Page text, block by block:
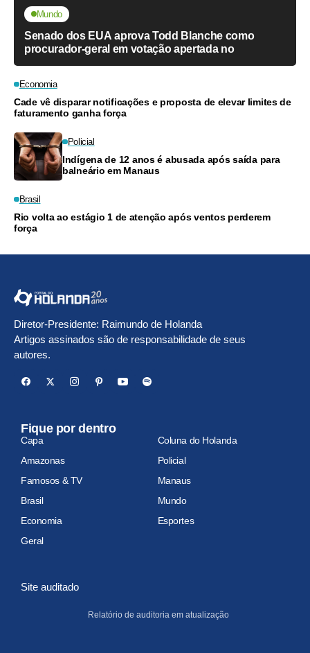
Mundo
Senado dos EUA aprova Todd Blanche como
procurador-geral em votação apertada no
Economia
Cade vê disparar notificações e proposta de elevar limites de
faturamento ganha força
Policial
Indígena de 12 anos é abusada após saída para
balneário em Manaus
Brasil
Rio volta ao estágio 1 de atenção após ventos perderem
força
Diretor-Presidente: Raimundo de Holanda
Artigos assinados são de responsabilidade de seus
autores.
Fique por dentro
Capa
Coluna do Holanda
Amazonas
Policial
Famosos & TV
Manaus
Brasil
Mundo
Economia
Esportes
Geral
Site auditado
Relatório de auditoria em atualização